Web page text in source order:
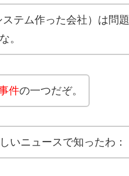
テム作った会社）は問題
。
件の一つだぞ。
いニュースで知ったわ：